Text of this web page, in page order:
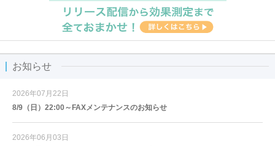
お知らせ
2026年07月22日
8/9（日）22:00～FAXメンテナンスのお知らせ
2026年06月03日